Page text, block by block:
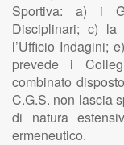
Sportiva: a) i
Disciplinari; c) la
l’Ufficio Indagini;
prevede i
combinato
C.G.S. non lascia
di natura
ermeneutico.